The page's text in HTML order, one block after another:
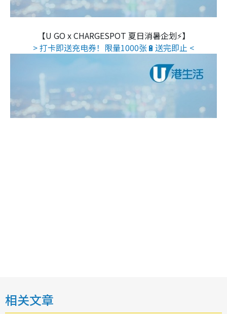
【U GO x CHARGESPOT 夏日消暑企划⚡】
> 打卡即送充电券！限量1000张🔋送完即止 <
相关文章